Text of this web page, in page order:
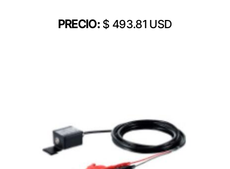
PRECIO:$ 493.81 USD